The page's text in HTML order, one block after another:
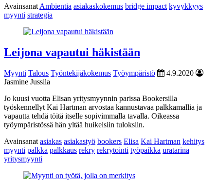
AvainsanatAmbientia asiakaskokemus bridge impact kyvykkyys
myynti strategia
Leijona vapautui häkistään
Myynti Talous Työntekijäkokemus Työympäristö
4.9.2020
Jasmine Jussila
Jo kuusi vuotta Elisan yritysmyynnin parissa Bookersilla
työskennellyt Kai Hartman arvostaa kannustavaa palkkamallia ja
vapautta tehdä töitä itselle sopivimmalla tavalla. Oikeassa
työympäristössä hän yltää huikeisiin tuloksiin.
Avainsanat asiakas asiakastyö bookers Elisa Kai Hartman kehitys
myynti palkka palkkaus rekry rekrytointi työpaikka uratarina
yritysmyynti